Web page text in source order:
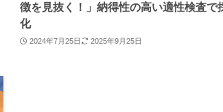
徴を見抜く！」納得性の高い適性検査で
化
2024年7月25日 2025年9月25日